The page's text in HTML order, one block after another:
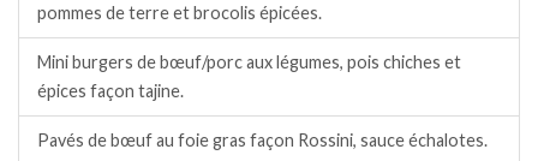
pommes de terre et brocolis épicées.
Mini burgers de bœuf/porc aux légumes, pois chiches et
épices façon tajine.
Pavés de bœuf au foie gras façon Rossini, sauce échalotes.